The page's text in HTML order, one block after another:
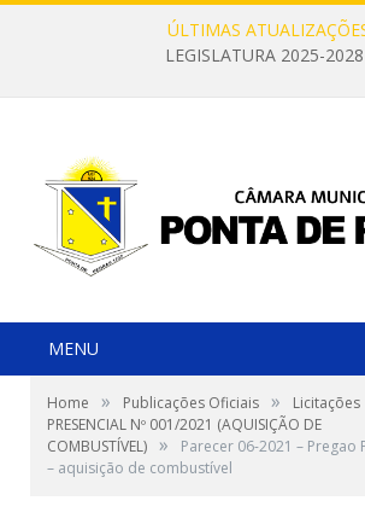
ÚLTIMAS
LEGISLATURA 2025-2028
MENU
Home » Publicações Oficiais » Licitações
PRESENCIAL Nº 001/2021 (AQUISIÇÃO DE
COMBUSTÍVEL) »
Parecer 06-2021 – Pregao
– aquisição de combustível